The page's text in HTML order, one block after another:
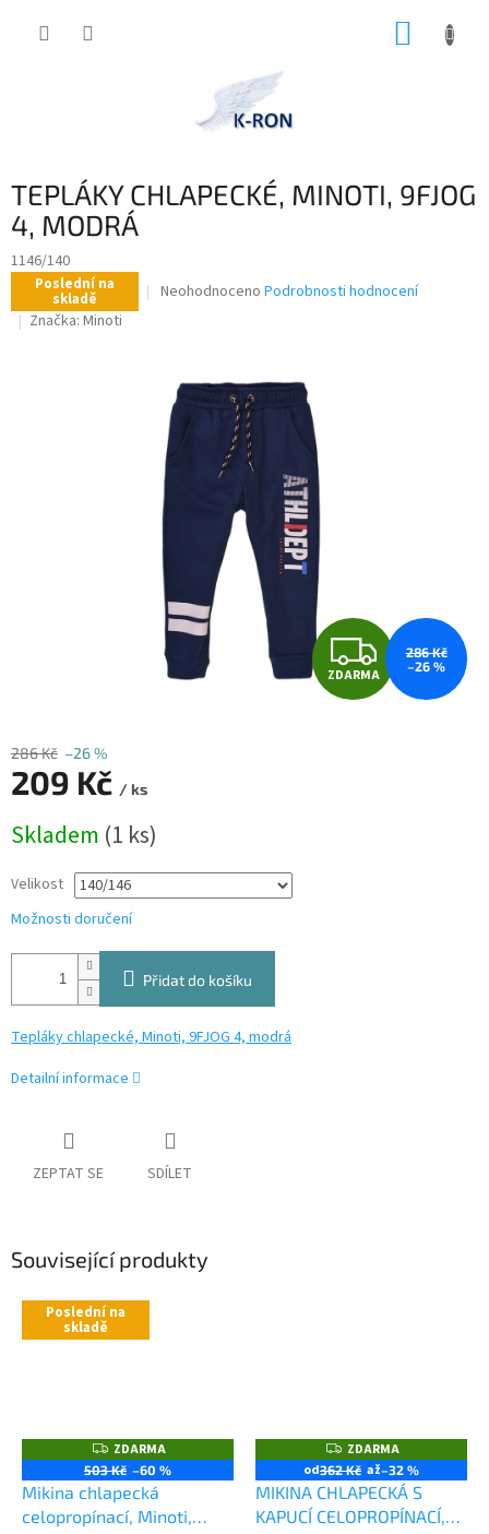
TEPLÁKY CHLAPECKÉ, MINOTI, 9FJOG
4, MODRÁ
1146/140
Poslední na
skladě
Průměrné
hvězdiček.
Neohodnoceno Podrobnosti hodnocení
Značka: Minoti
Z
D
ZDARMA
286 Kč
–26 %
286 Kč –26 %
209 Kč / ks
cena:
Skladem (1 ks)
Velikost
Možnosti doručení
Přidat do košíku
Tepláky chlapecké, Minoti, 9FJOG 4, modrá
Detailní informace
ZEPTAT SE SDÍLET
Související produkty
Poslední na
skladě
Z
D
A
R
A
ZDARMA
503 Kč –60 %
Mikina chlapecká
celopropínací, Minoti,
Z
D
A
R
M
A
ZDARMA
od362 Kč až–32 %
MIKINA CHLAPECKÁ S
KAPUCÍ CELOPROPÍNACÍ,